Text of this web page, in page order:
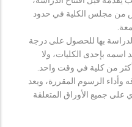
من مجلس الكلية في حدود
الدراسة بها للحصول على درجة
اسمه بإحدى الكليات، ولا
من كلية في وقت واحد.
وأداء الرسوم المقررة، ويعد
جميع الأوراق المتعلقة